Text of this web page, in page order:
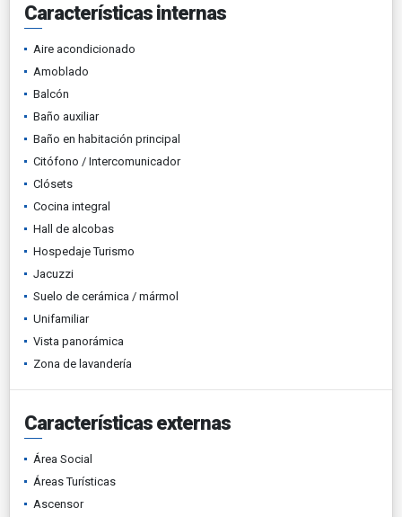
Características internas
Aire acondicionado
Amoblado
Balcón
Baño auxiliar
Baño en habitación principal
Citófono / Intercomunicador
Clósets
Cocina integral
Hall de alcobas
Hospedaje Turismo
Jacuzzi
Suelo de cerámica / mármol
Unifamiliar
Vista panorámica
Zona de lavandería
Características externas
Área Social
Áreas Turísticas
Ascensor